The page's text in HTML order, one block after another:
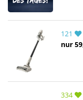
121
nur
334